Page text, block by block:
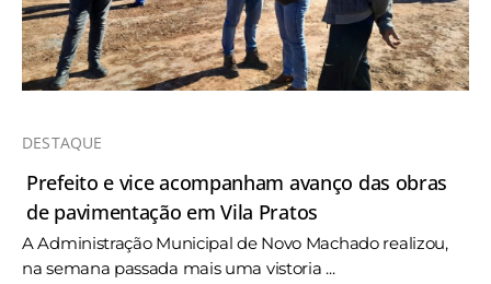
DESTAQUE
Prefeito e vice acompanham avanço das obras
de pavimentação em Vila Pratos
A Administração Municipal de Novo Machado realizou,
na semana passada mais uma vistoria ...